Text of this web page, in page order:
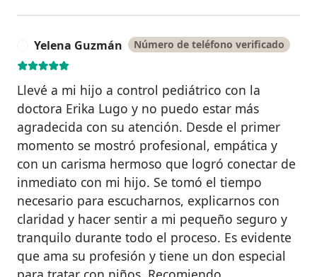
Yelena Guzmán Número de teléfono verificado
Llevé a mi hijo a control pediátrico con la
doctora Erika Lugo y no puedo estar más
agradecida con su atención. Desde el primer
momento se mostró profesional, empática y
con un carisma hermoso que logró conectar de
inmediato con mi hijo. Se tomó el tiempo
necesario para escucharnos, explicarnos con
claridad y hacer sentir a mi pequeño seguro y
tranquilo durante todo el proceso. Es evidente
que ama su profesión y tiene un don especial